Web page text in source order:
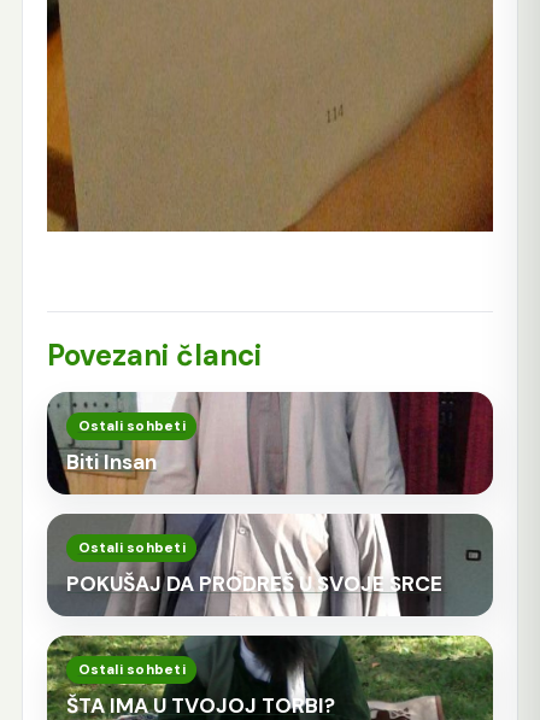
Povezani članci
Ostali sohbeti
Biti Insan
Ostali sohbeti
POKUŠAJ DA PRODREŠ U SVOJE SRCE
Ostali sohbeti
ŠTA IMA U TVOJOJ TORBI?